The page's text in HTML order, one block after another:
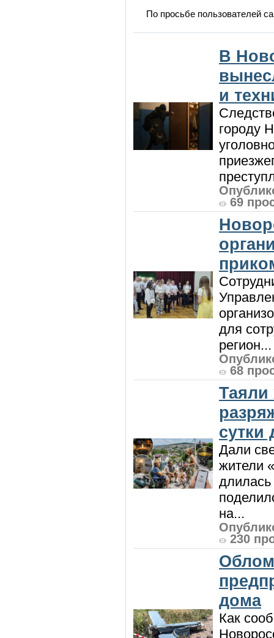
По просьбе пользователей
В
и
городу
69
для
регион...
68
сутки
Дали
жители
длилась
на...
230
дома
Как